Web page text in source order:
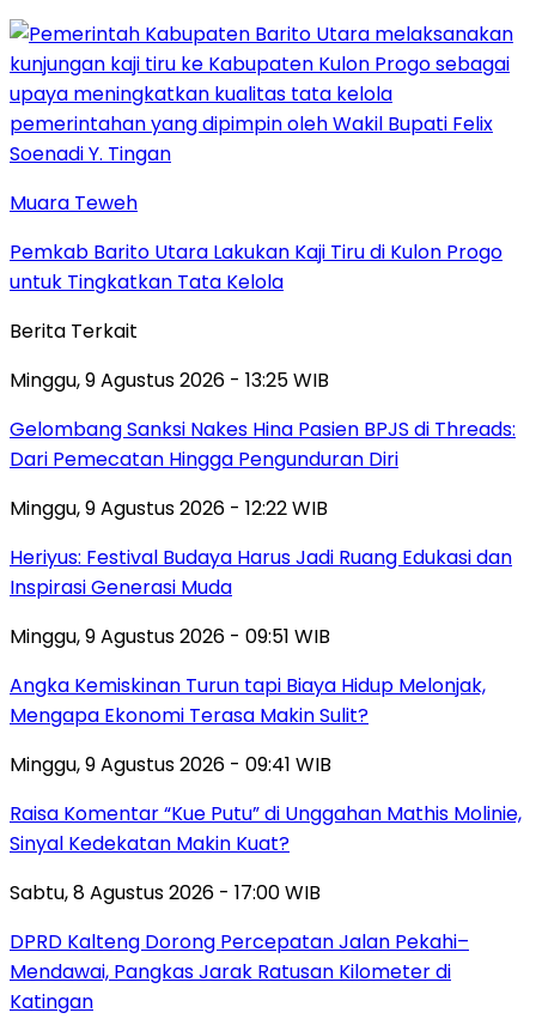
Muara Teweh
Pemkab Barito Utara Lakukan Kaji Tiru di Kulon Progo
untuk Tingkatkan Tata Kelola
Berita Terkait
Minggu, 9 Agustus 2026 - 13:25 WIB
Gelombang Sanksi Nakes Hina Pasien BPJS di Threads:
Dari Pemecatan Hingga Pengunduran Diri
Minggu, 9 Agustus 2026 - 12:22 WIB
Heriyus: Festival Budaya Harus Jadi Ruang Edukasi dan
Inspirasi Generasi Muda
Minggu, 9 Agustus 2026 - 09:51 WIB
Angka Kemiskinan Turun tapi Biaya Hidup Melonjak,
Mengapa Ekonomi Terasa Makin Sulit?
Minggu, 9 Agustus 2026 - 09:41 WIB
Raisa Komentar “Kue Putu” di Unggahan Mathis Molinie,
Sinyal Kedekatan Makin Kuat?
Sabtu, 8 Agustus 2026 - 17:00 WIB
DPRD Kalteng Dorong Percepatan Jalan Pekahi–
Mendawai, Pangkas Jarak Ratusan Kilometer di
Katingan